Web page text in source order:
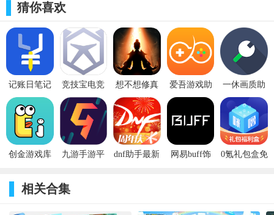
实时地与玩家聚集在此共同发掘专属于你的高品质游戏;
盒子亮点
-发现热门的游戏的排行榜单找寻最受玩家欢迎的游戏资源
-提供了最全的游戏的开服的列表去发现你关注的游戏
-能够更便捷的在上面管理各种类型的信息，还有游戏的账
号。
-让用户能够随时的掌握到所有关注的游戏里最新的报告和变
动。
更新。
猜你喜欢
记账日笔记
本
竞技宝电竞
平台 v1.0.1
想不想修真
月明辅助独
立版
v2019.08.15
爱吾游戏助
手历史版
一休画质助
手120帧
v2.0
创金游戏库
九游手游平
dnf助手最新
网易buff饰
0氪礼包盒免
相关合集